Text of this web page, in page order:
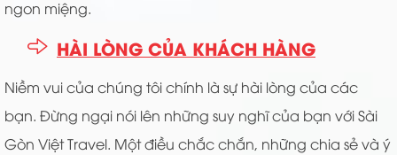
ngon miệng.
HÀI LÒNG CỦA KHÁCH HÀNG
Niềm vui của chúng tôi chính là sự hài lòng của các
bạn. Đừng ngại nói lên những suy nghĩ của bạn với Sài
Gòn Việt Travel. Một điều chắc chắn, những chia sẻ và ý